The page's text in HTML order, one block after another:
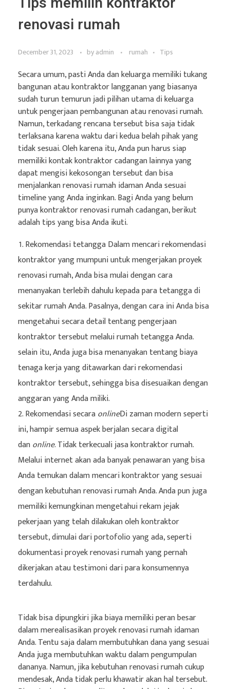
renovasi rumah
December 31, 2023 byadmin rumah Tips
Secara umum, pasti Anda dan keluarga memiliki tukang
bangunan atau kontraktor langganan yang biasanya
sudah turun temurun jadi pilihan utama di keluarga
untuk pengerjaan pembangunan atau renovasi rumah.
Namun, terkadang rencana tersebut bisa saja tidak
terlaksana karena waktu dari kedua belah pihak yang
tidak sesuai. Oleh karena itu, Anda pun harus siap
memiliki kontak kontraktor cadangan lainnya yang
dapat mengisi kekosongan tersebut dan bisa
menjalankan renovasi rumah idaman Anda sesuai
timeline yang Anda inginkan. Bagi Anda yang belum
punya kontraktor renovasi rumah cadangan, berikut
adalah tips yang bisa Anda ikuti.
Rekomendasi tetangga Dalam mencari rekomendasi
kontraktor yang mumpuni untuk mengerjakan proyek
renovasi rumah, Anda bisa mulai dengan cara
menanyakan terlebih dahulu kepada para tetangga di
sekitar rumah Anda. Pasalnya, dengan cara ini Anda bisa
mengetahui secara detail tentang pengerjaan
kontraktor tersebut melalui rumah tetangga Anda.
selain itu, Anda juga bisa menanyakan tentang biaya
tenaga kerja yang ditawarkan dari rekomendasi
kontraktor tersebut, sehingga bisa disesuaikan dengan
anggaran yang Anda miliki.
Rekomendasi secaraonlineDi zaman modern seperti
ini, hampir semua aspek berjalan secara digital
danonline. Tidak terkecuali jasa kontraktor rumah.
Melalui internet akan ada banyak penawaran yang bisa
Anda temukan dalam mencari kontraktor yang sesuai
dengan kebutuhan renovasi rumah Anda. Anda pun juga
memiliki kemungkinan mengetahui rekam jejak
pekerjaan yang telah dilakukan oleh kontraktor
tersebut, dimulai dari portofolio yang ada, seperti
dokumentasi proyek renovasi rumah yang pernah
dikerjakan atau testimoni dari para konsumennya
terdahulu.
Tidak bisa dipungkiri jika biaya memiliki peran besar
dalam merealisasikan proyek renovasi rumah idaman
Anda. Tentu saja dalam membutuhkan dana yang sesuai
Anda juga membutuhkan waktu dalam pengumpulan
dananya. Namun, jika kebutuhan renovasi rumah cukup
mendesak, Anda tidak perlu khawatir akan hal tersebut.